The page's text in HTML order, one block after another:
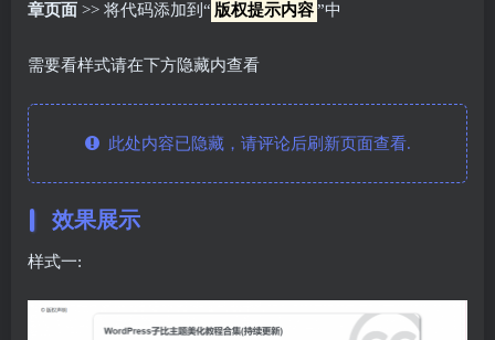
章页面 >> 将代码添加到“ 版权提示内容”中
需要看样式请在下方隐藏内查看
此处内容已隐藏，请评论后刷新页面查看.
效果展示
样式一: